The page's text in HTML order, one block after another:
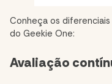
Conheça os
do Geekie One:
Avaliação